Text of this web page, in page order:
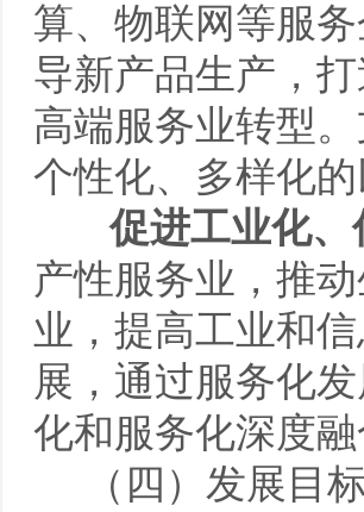
算、物联网等服
导新产品生产，
高端服务业转型
个性化、多样化
促进工业化
产性服务业，推
业，提高工业和
展，通过服务化
化和服务化深度融
（四）发展目标